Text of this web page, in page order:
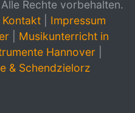
Rechte vorbehalten.
Kontakt
Impressum
Musikunterricht in
Hannover
& Schendzielorz